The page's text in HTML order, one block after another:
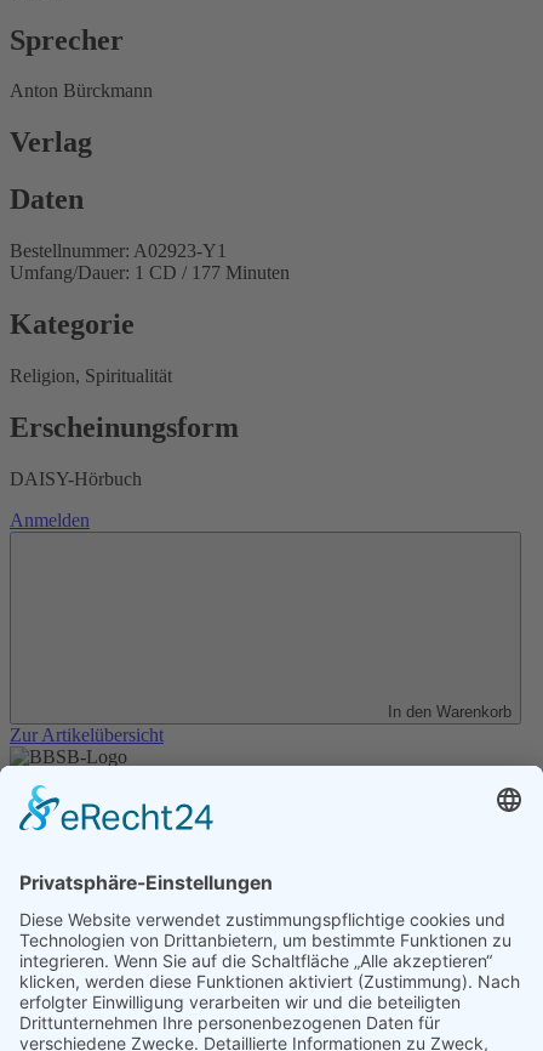
Sprecher
Anton Bürckmann
Verlag
Daten
Bestellnummer: A02923-Y1
Umfang/Dauer: 1 CD / 177 Minuten
Kategorie
Religion, Spiritualität
Erscheinungsform
DAISY-Hörbuch
Anmelden
In den Warenkorb
Zur Artikelübersicht
Unser Angebot
Shop
Datenschutz
Kontakt
Transparenzerklärung
BBSB-Inform: täglich aktualisierte Infos
für sehbehinderte und blinde Menschen